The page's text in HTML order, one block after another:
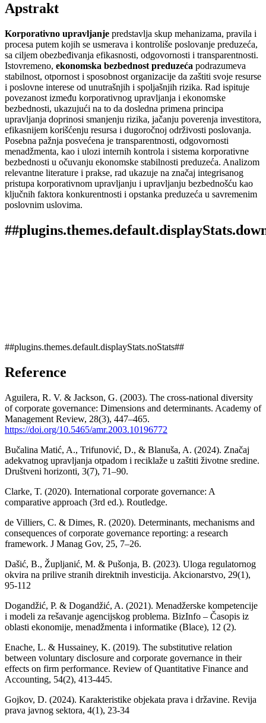
Apstrakt
Korporativno upravljanje predstavlja skup mehanizama, pravila i
procesa putem kojih se usmerava i kontroliše poslovanje preduzeća,
sa ciljem obezbeđivanja efikasnosti, odgovornosti i transparentnosti.
Istovremeno, ekonomska bezbednost preduzeća podrazumeva
stabilnost, otpornost i sposobnost organizacije da zaštiti svoje resurse
i poslovne interese od unutrašnjih i spoljašnjih rizika. Rad ispituje
povezanost između korporativnog upravljanja i ekonomske
bezbednosti, ukazujući na to da dosledna primena principa
upravljanja doprinosi smanjenju rizika, jačanju poverenja investitora,
efikasnijem korišćenju resursa i dugoročnoj održivosti poslovanja.
Posebna pažnja posvećena je transparentnosti, odgovornosti
menadžmenta, kao i ulozi internih kontrola i sistema korporativne
bezbednosti u očuvanju ekonomske stabilnosti preduzeća. Analizom
relevantne literature i prakse, rad ukazuje na značaj integrisanog
pristupa korporativnom upravljanju i upravljanju bezbednošću kao
ključnih faktora konkurentnosti i opstanka preduzeća u savremenim
poslovnim uslovima.
##plugins.themes.default.displayStats.noStats##
Reference
Aguilera, R. V. & Jackson, G. (2003). The cross-national diversity
of corporate governance: Dimensions and determinants. Academy of
Management Review, 28(3), 447–465.
https://doi.org/10.5465/amr.2003.10196772
Bučalina Matić, A., Trifunović, D., & Blanuša, A. (2024). Značaj
adekvatnog upravljanja otpadom i reciklaže u zaštiti životne sredine.
Društveni horizonti, 3(7), 71–90.
Clarke, T. (2020). International corporate governance: A
comparative approach (3rd ed.). Routledge.
de Villiers, C. & Dimes, R. (2020). Determinants, mechanisms and
consequences of corporate governance reporting: a research
framework. J Manag Gov, 25, 7–26.
Dašić, B., Župljanić, M. & Pušonja, B. (2023). Uloga regulatornog
okvira na prilive stranih direktnih investicija. Akcionarstvo, 29(1),
95-112
Dogandžić, P. & Dogandžić, A. (2021). Menadžerske kompetencije
i modeli za rešavanje agencijskog problema. BizInfo – Časopis iz
oblasti ekonomije, menadžmenta i informatike (Blace), 12 (2).
Enache, L. & Hussainey, K. (2019). The substitutive relation
between voluntary disclosure and corporate governance in their
effects on firm performance. Review of Quantitative Finance and
Accounting, 54(2), 413-445.
Gojkov, D. (2024). Karakteristike objekata prava i državine. Revija
prava javnog sektora, 4(1), 23-34